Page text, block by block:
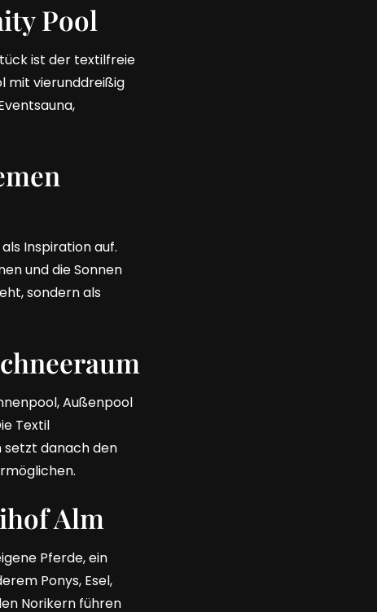
Pool
ist der textilfreie
mit vierunddreißig
Inspiration auf.
und die Sonnen
sondern als
Außenpool
Textil
setzt danach den
Alm
Pferde, ein
Ponys, Esel,
Norikern führen